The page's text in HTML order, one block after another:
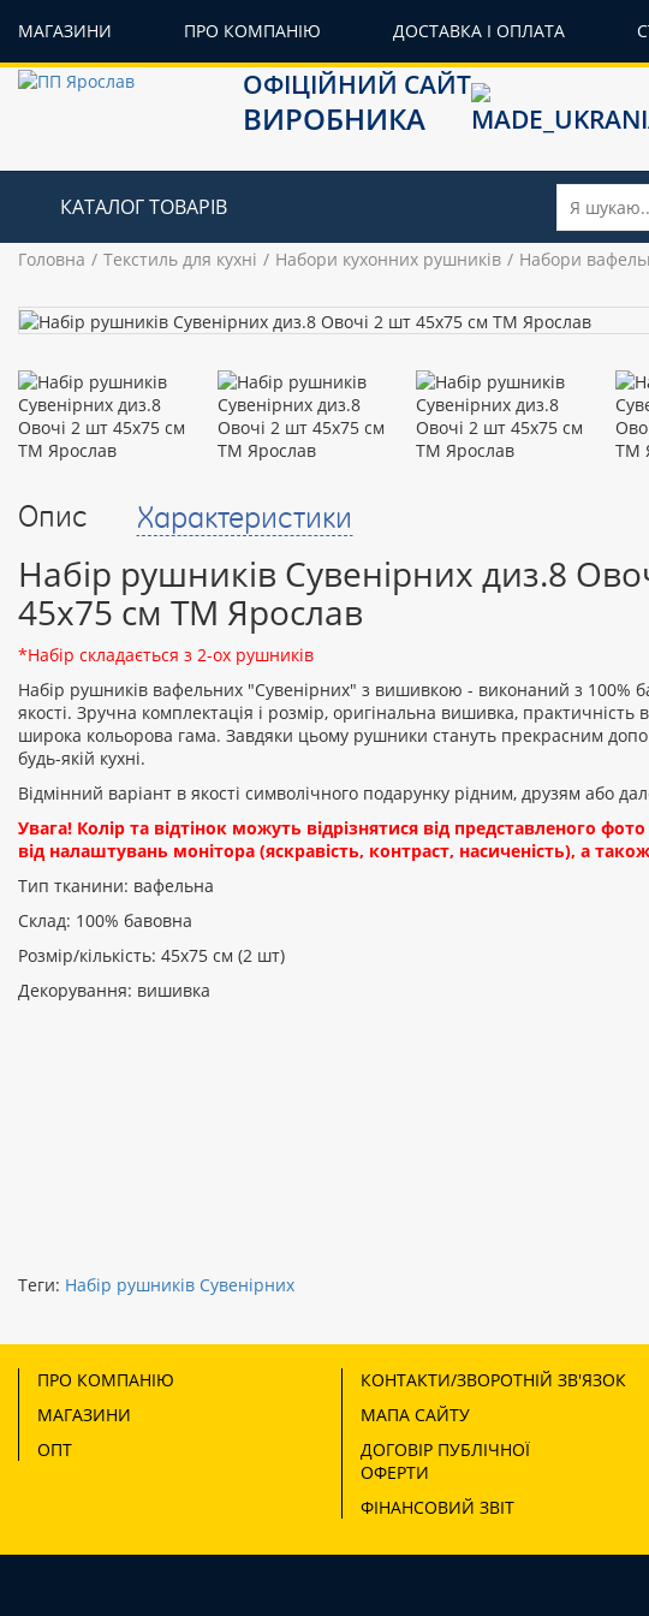
МАГАЗИНИ ПРО КОМПАНІЮ ДОСТАВКА І ОПЛАТА
ОФІЦІЙНИЙ САЙТ
ВИРОБНИКА
КАТАЛОГ ТОВАРІВ
Головна Текстиль для кухні Набори кухонних рушників Набори
Опис Характеристики
Набір рушників Сувенірних диз.8
45х75 см ТМ Ярослав
*Набір складається з 2-ох рушників
Набір рушників вафельних "Сувенірних" з вишивкою - виконаний з 100%
якості. Зручна комплектація і розмір, оригінальна вишивка, практичність
широка кольорова гама. Завдяки цьому рушники стануть прекрасним
будь-якій кухні.
Відмінний варіант в якості символічного подарунку рідним, друзям або
Увага! Колір та відтінок можуть відрізнятися від представленого
від налаштувань монітора (яскравість, контраст, насиченість), а
Тип тканини: вафельна
Склад: 100% бавовна
Розмір/кількість: 45х75 см (2 шт)
Декорування: вишивка
Теги: Набір рушників Сувенірних
ПРО КОМПАНІЮ
МАГАЗИНИ
ОПТ
КОНТАКТИ/ЗВОРОТНІЙ ЗВ'ЯЗОК
МАПА САЙТУ
ДОГОВІР ПУБЛІЧНОЇ
ОФЕРТИ
ФІНАНСОВИЙ ЗВІТ